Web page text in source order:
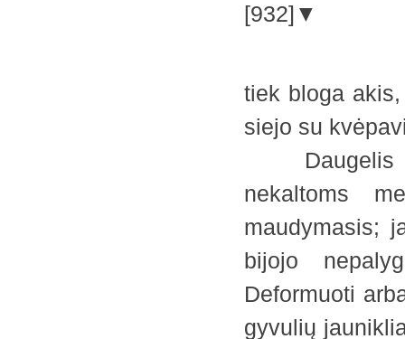
[932]▼
tiek bloga
siejo su
Daugelis
nekaltoms
maudymasis;
bijojo
Deformuoti
gyvulių